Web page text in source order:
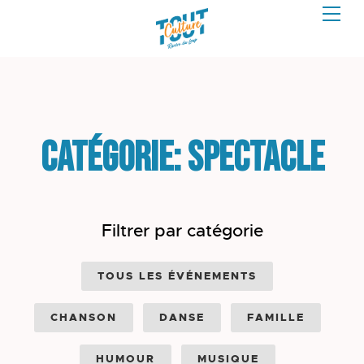
Catégorie: Spectacle
Filtrer par catégorie
TOUS LES ÉVÉNEMENTS
CHANSON DANSE FAMILLE
HUMOUR MUSIQUE